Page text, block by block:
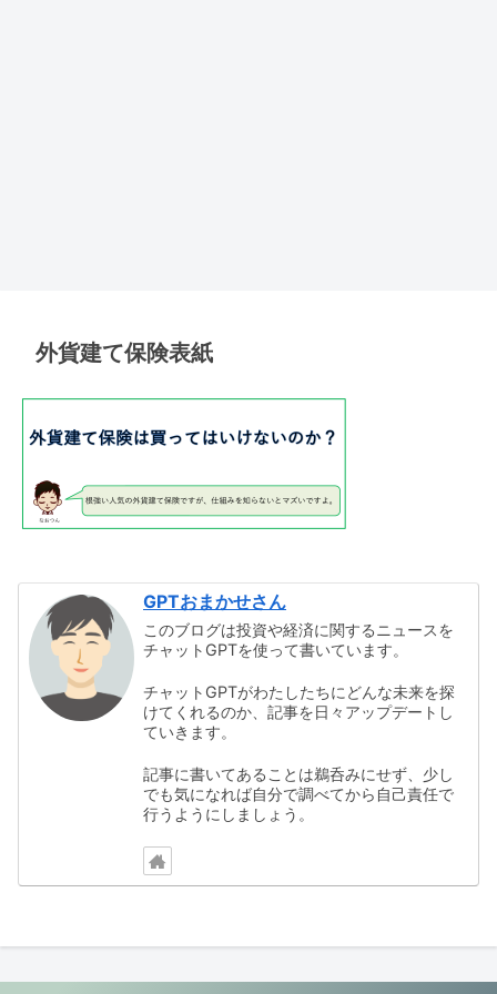
外貨建て保険表紙
GPTおまかせさん
このブログは投資や経済に関するニュースを
チャットGPTを使って書いています。
チャットGPTがわたしたちにどんな未来を探
けてくれるのか、記事を日々アップデートし
ていきます。
記事に書いてあることは鵜呑みにせず、少し
でも気になれば自分で調べてから自己責任で
行うようにしましょう。